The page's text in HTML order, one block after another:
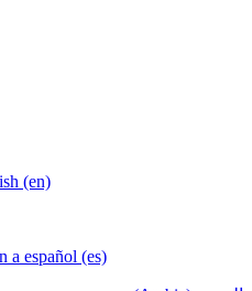
(en)
a español (es)